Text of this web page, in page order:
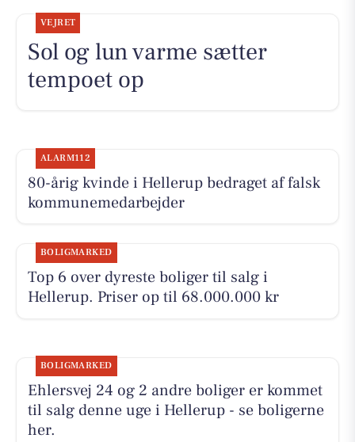
VEJRET
Sol og lun varme sætter
tempoet op
ALARM112
80-årig kvinde i Hellerup bedraget af falsk
kommunemedarbejder
BOLIGMARKED
Top 6 over dyreste boliger til salg i
Hellerup. Priser op til 68.000.000 kr
BOLIGMARKED
Ehlersvej 24 og 2 andre boliger er kommet
til salg denne uge i Hellerup - se boligerne
her.